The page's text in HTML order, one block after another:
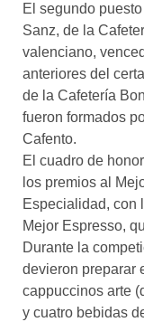
El segundo
Sanz, de la
valenciano,
anteriores del
de la Cafetería
fueron formados
Cafento.
El cuadro de
los premios al
Especialidad, con
Mejor Espresso,
Durante la
devieron preparar
cappuccinos arte
y cuatro bebidas